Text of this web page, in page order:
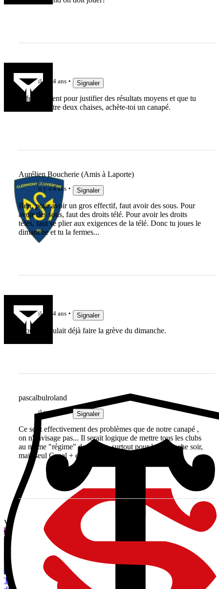
il y a 4 ans Signaler
Effectivement pour justifier des résultats moyens et que tu
as le cul entre deux chaises, achète-toi un canapé.
Aurélien Boucherie (Amis à Laporte)
il y a 4 ans Signaler
Ben, pour avoir un gros effectif, faut avoir des sous. Pour
avoir des sous, faut des droits télé. Pour avoir les droits
télés, faut se plier aux exigences de la télé. Donc tu joues le
dimanche et tu la fermes...
il y a 4 ans Signaler
Mourad voulait déjà faire la grève du dimanche.
pascalbulroland
il y a 4 ans Signaler
Ce sont effectivement des problèmes que de notre canapé ,
on n'envisage pas... Il serait logique de mettre tous les clubs
au même "régime" de match , surtout pour le dimanche soir,
mais seul Canal + est décideur de cela...
Vous avez tout lu ?
Toulouse et La Rochelle intéressés ? Toulon lorgne aussi ce talent